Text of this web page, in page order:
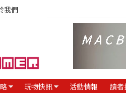
我們
玩物快訊 活動情報 讀者